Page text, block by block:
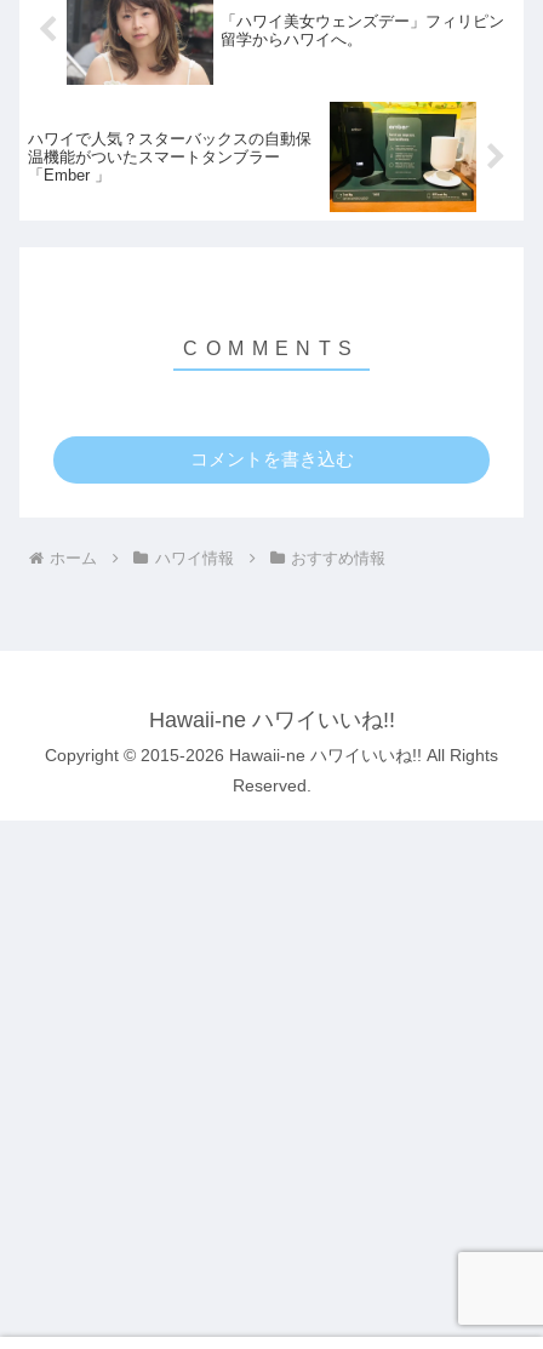
「ハワイ美女ウェンズデー」フィリピン
留学からハワイへ。
ハワイで人気？スターバックスの自動保
温機能がついたスマートタンブラー
「Ember 」
コメントを書き込む
ホーム ハワイ情報 おすすめ情報
Hawaii-ne ハワイいいね!!
Copyright © 2015-2026 Hawaii-ne ハワイいいね!! All Rights
Reserved.